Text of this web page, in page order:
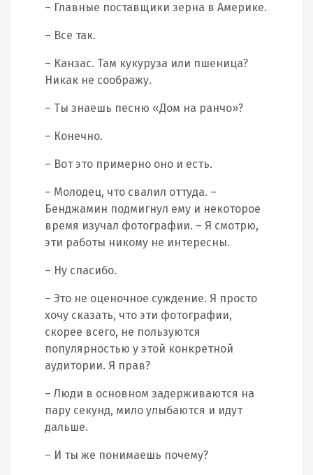
– Главные поставщики зерна в Америке.
– Все так.
– Канзас. Там кукуруза или пшеница?
Никак не соображу.
– Ты знаешь песню «Дом на ранчо»?
– Конечно.
– Вот это примерно оно и есть.
– Молодец, что свалил оттуда. –
Бенджамин подмигнул ему и некоторое
время изучал фотографии. – Я смотрю,
эти работы никому не интересны.
– Ну спасибо.
– Это не оценочное суждение. Я просто
хочу сказать, что эти фотографии,
скорее всего, не пользуются
популярностью у этой конкретной
аудитории. Я прав?
– Люди в основном задерживаются на
пару секунд, мило улыбаются и идут
дальше.
– И ты же понимаешь почему?